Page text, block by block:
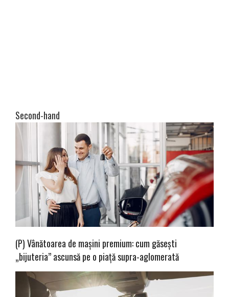
Second-hand
(P) Vânătoarea de mașini premium: cum găsești
„bijuteria” ascunsă pe o piață supra-aglomerată